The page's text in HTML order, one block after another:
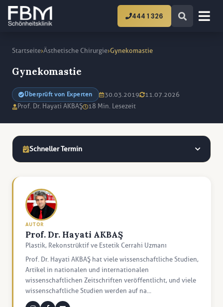
444 1 326
Startseite›Ästhetische Chirurgie›Gynekomastie
Gynekomastie
Überprüft von Experten 30.03.2019
11.07.2026
Prof. Dr. Hayati AKBAŞ
18 Min. Lesezeit
Schneller Termin
AUTOR
Prof. Dr. Hayati AKBAŞ
Plastik, Rekonstrüktif ve Estetik Cerrahi Uzmanı
Prof. Dr. Hayati AKBAŞ hat viele wissenschaftliche Studien,
Artikel in nationalen und internationalen
wissenschaftlichen Zeitschriften veröffentlicht, und viele
wissenschaftliche Studien werden auf na...